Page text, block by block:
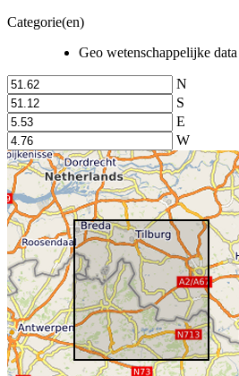
Categorie(en)
Geo wetenschappelijke data
N
S
E
W